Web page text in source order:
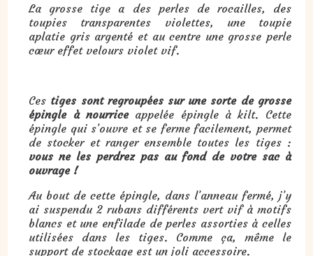
La grosse tige a des perles de rocailles, des
toupies transparentes violettes, une toupie
aplatie gris argenté et au centre une grosse perle
cœur effet velours violet vif.
Ces tiges sont regroupées sur une sorte de grosse
épingle à nourriceappelée épingle à kilt. Cette
épingle qui s’ouvre et se ferme facilement, permet
de stocker et ranger ensemble toutes les tiges :
vous ne les perdrez pas au fond de votre sac à
ouvrage !
Au bout de cette épingle, dans l’anneau fermé, j’y
ai suspendu 2 rubans différents vert vif à motifs
blancs et une enfilade de perles assorties à celles
utilisées dans les tiges. Comme ça, même le
support de stockage est un joli accessoire.